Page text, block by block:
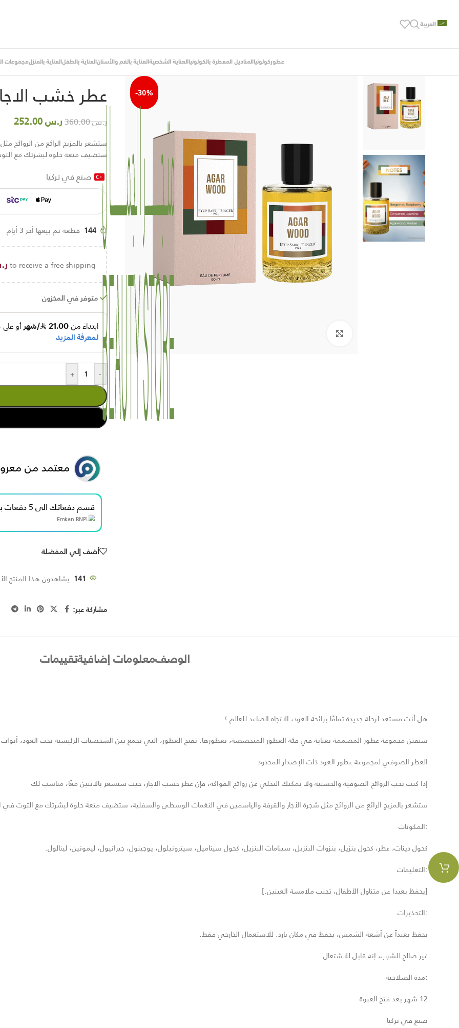
العربية
عطوركولونيا المناديل المعطرة بالكولونيا العناية الشخصية العناية بالفم والأسنان العناية بالطفل العناية بالمنزلمجموعات
-30% عطر خشب الاجار 100
ر.س360.00 ر.س252.00
ستشعر بالمزيج الرائع من الروائح
ستضيف متعة حلوة لبشرتك مع
صنع في تركيا
144 قطعة تم بيعها أخر 3 أيام
to receive a free shipping!
متوفر في المخزون
-
+
معتمد من
قسم دفعاتك الى 5 دفعات بدون فوائد بقيمة 100.00 ﷼
أضف إلي المفضلة
141 يشاهدون هذا المنتج
مشاركة عبر:
الوصفمعلومات إضافيةتقييمات
هل أنت مستعد لرحلة جديدة تمامًا برائحة العود، الاتجاه الصاعد للعالم ؟
ستفتن مجموعة عطور المصممة بعناية في فئة العطور المتخصصة، بعطورها. تفتح العطور، التي تجمع بين الشخصيات الرئيسية تحت العود، أبواب تجربة فريدة
العطر الصوفي لمجموعة عطور العود ذات الإصدار المحدود
إذا كنت تحب الروائح الصوفية والخشبية ولا يمكنك التخلي عن روائح الفواكه، فإن عطر خشب الاجار، حيث ستشعر بالاثنين معًا، مناسب لك
ستشعر بالمزيج الرائع من الروائح مثل شجرة الأجار والقرفة والياسمين في النغمات الوسطى والسفلية، ستضيف متعة حلوة لبشرتك مع التوت في
:المكونات
كحول دينات، عطر، كحول بنزيل، بنزوات البنزيل، سينامات البنزيل، كحول سيناميل، سيترونيلول، يوجينول، جيرانيول، ليمونين، لينالول.
:التعليمات
[يحفظ بعيدا عن متناول الأطفال، تجنب ملامسة العينين.]
:التحذيرات
يحفظ بعيداً عن أشعة الشمس، يحفظ في مكان بارد. للاستعمال الخارجي فقط.
غير صالح للشرب، إنه قابل للاشتعال
:مدة الصلاحية
12 شهر بعد فتح العبوة
صنع في تركيا